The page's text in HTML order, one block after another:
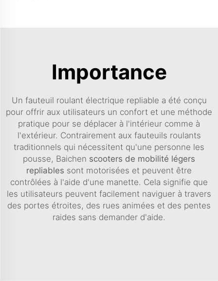
Importance
Un fauteuil roulant électrique repliable a été conçu
pour offrir aux utilisateurs un confort et une méthode
pratique pour se déplacer à l'intérieur comme à
l'extérieur. Contrairement aux fauteuils roulants
traditionnels qui nécessitent qu'une personne les
pousse, Baichen scooters de mobilité légers
repliables sont motorisées et peuvent être
contrôlées à l'aide d'une manette. Cela signifie que
les utilisateurs peuvent facilement naviguer à travers
des portes étroites, des rues animées et des pentes
raides sans demander d'aide.